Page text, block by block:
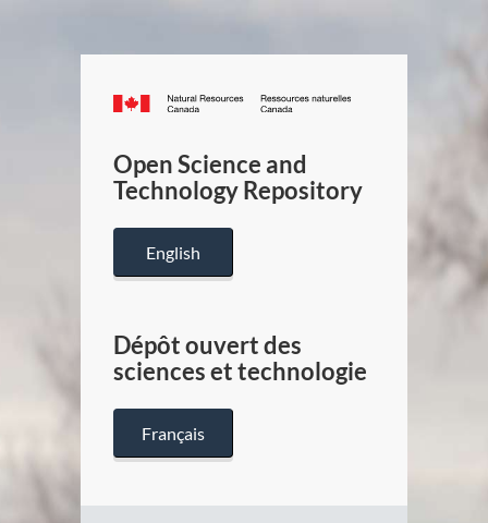
Canada.ca
/
Canada
Open Science and
Technology Repository
English
Dépôt ouvert des
sciences et technologie
Français